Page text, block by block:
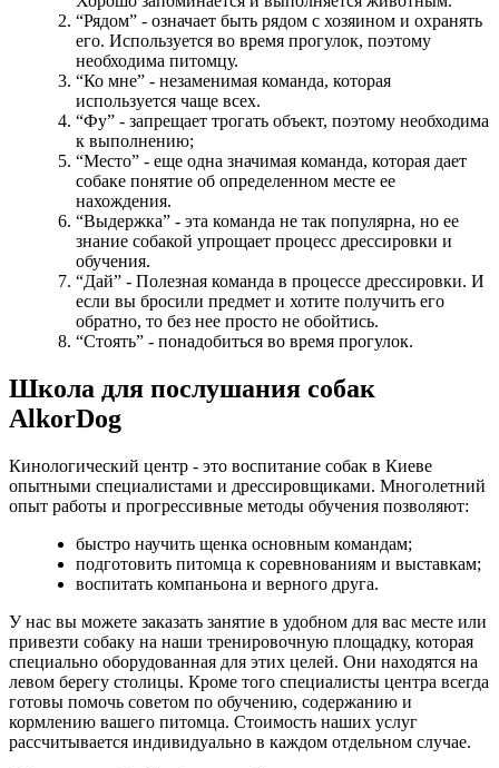
“Рядом” - означает быть рядом с хозяином и охранять
его. Используется во время прогулок, поэтому
необходима питомцу.
“Ко мне” - незаменимая команда, которая
используется чаще всех.
“Фу” - запрещает трогать объект, поэтому необходима
к выполнению;
“Место” - еще одна значимая команда, которая дает
собаке понятие об определенном месте ее
нахождения.
“Выдержка” - эта команда не так популярна, но ее
знание собакой упрощает процесс дрессировки и
обучения.
“Дай” - Полезная команда в процессе дрессировки. И
если вы бросили предмет и хотите получить его
обратно, то без нее просто не обойтись.
“Стоять” - понадобиться во время прогулок.
Школа для послушания собак
AlkorDog
Кинологический центр - это воспитание собак в Киеве
опытными специалистами и дрессировщиками. Многолетний
опыт работы и прогрессивные методы обучения позволяют:
быстро научить щенка основным командам;
подготовить питомца к соревнованиям и выставкам;
воспитать компаньона и верного друга.
У нас вы можете заказать занятие в удобном для вас месте или
привезти собаку на наши тренировочную площадку, которая
специально оборудованная для этих целей. Они находятся на
левом берегу столицы. Кроме того специалисты центра всегда
готовы помочь советом по обучению, содержанию и
кормлению вашего питомца. Стоимость наших услуг
рассчитывается индивидуально в каждом отдельном случае.